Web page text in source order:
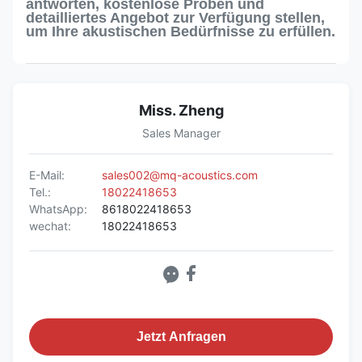
antworten, kostenlose Proben und
detailliertes Angebot zur Verfügung stellen,
um Ihre akustischen Bedürfnisse zu erfüllen.
Miss. Zheng
Sales Manager
E-Mail:
sales002@mq-acoustics.com
Tel.:
18022418653
WhatsApp:
8618022418653
wechat:
18022418653
Jetzt Anfragen